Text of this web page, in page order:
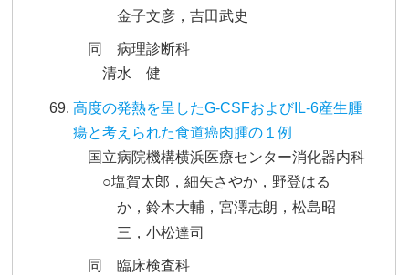
金子文彦，吉田武史
同 病理診断科
清水 健
高度の発熱を呈したG-CSFおよびIL-6産生腫
瘍と考えられた食道癌肉腫の１例
国立病院機構横浜医療センター消化器内科
○塩賀太郎，細矢さやか，野登はる
か，鈴木大輔，宮澤志朗，松島昭
三，小松達司
同 臨床検査科